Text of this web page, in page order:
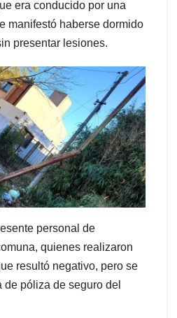
era conducido por una
manifestó haberse dormido
presentar lesiones.
personal de
quienes realizaron
resultó negativo, pero se
de póliza de seguro del